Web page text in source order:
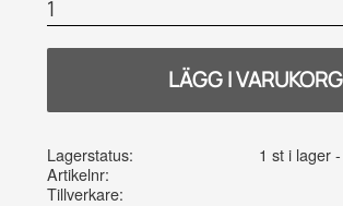
Lagerstatus
1 st i lager
Artikelnr
Tillverkare